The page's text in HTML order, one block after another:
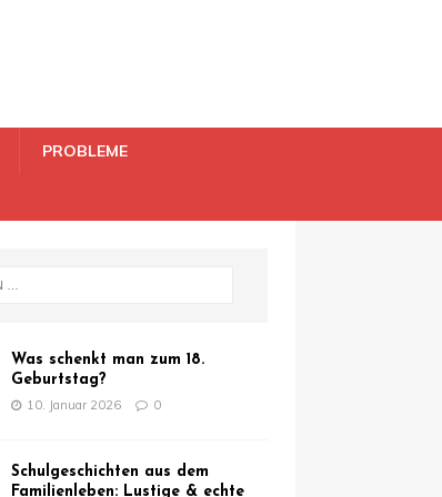
PROBLEME
Was schenkt man zum 18.
Geburtstag?
10. Januar 2026 0
Schulgeschichten aus dem
Familienleben: Lustige & echte